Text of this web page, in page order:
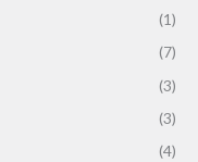
(1)
(7)
(3)
(3)
(4)